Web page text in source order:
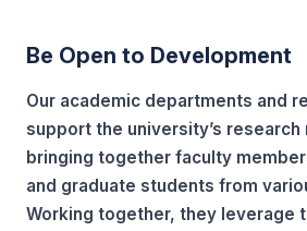
Academic Calendar Scholarships
Be Open to Development
Our academic departments and
support the university’s research
bringing together faculty
and graduate students from
Working together, they leverage